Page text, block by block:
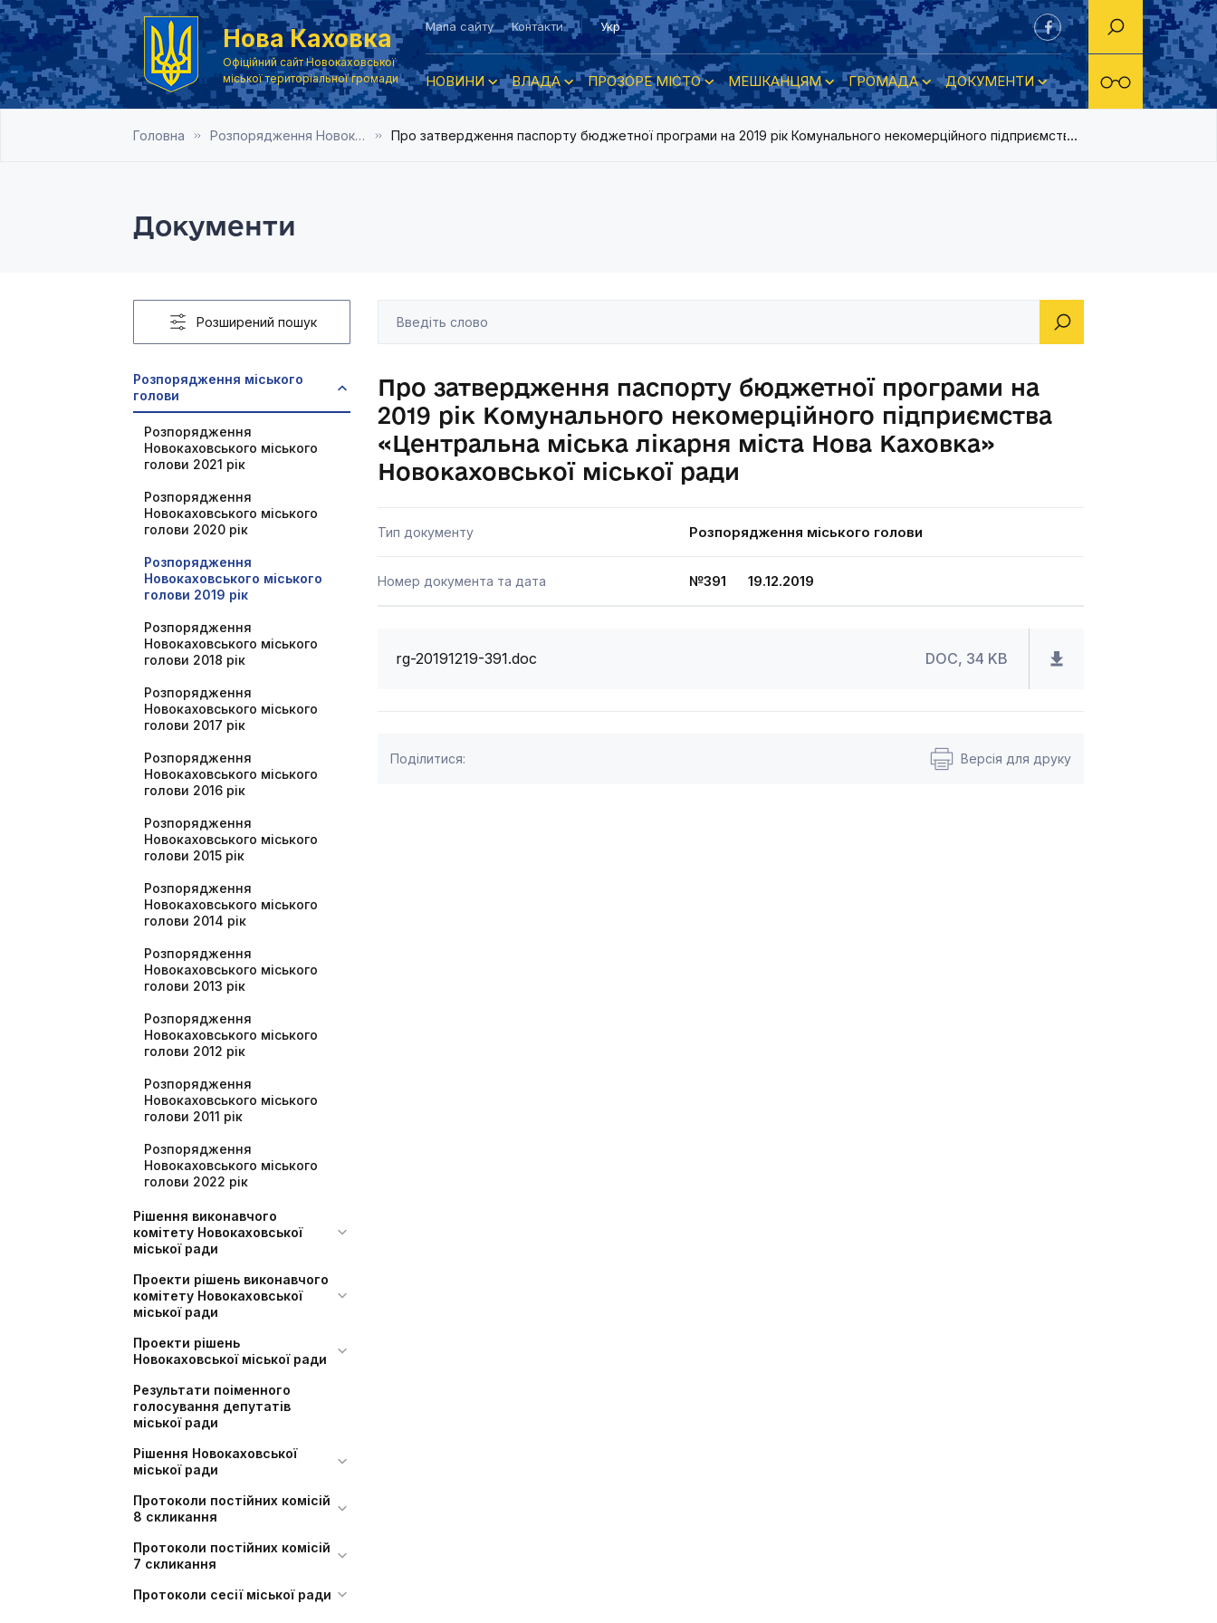
Нова Каховка
Офіційний сайт Новокаховської
міської територіальної громади
Мапа сайту Контакти Укр
НОВИНИ ВЛАДА ПРОЗОРЕ МІСТО МЕШКАНЦЯМ ГРОМАДА ДОКУМЕНТИ
Головна Розпорядження Новокаховського міського голови 2019 рік Про затвердження паспорту бюджетної програми на 2019 рік Комунального некомерційного підприємства «Центральна міська
Документи
Розширений пошук
Розпорядження міського
голови
Розпорядження
Новокаховського міського
голови 2021 рік
Розпорядження
Новокаховського міського
голови 2020 рік
Розпорядження
Новокаховського міського
голови 2019 рік
Розпорядження
Новокаховського міського
голови 2018 рік
Розпорядження
Новокаховського міського
голови 2017 рік
Розпорядження
Новокаховського міського
голови 2016 рік
Розпорядження
Новокаховського міського
голови 2015 рік
Розпорядження
Новокаховського міського
голови 2014 рік
Розпорядження
Новокаховського міського
голови 2013 рік
Розпорядження
Новокаховського міського
голови 2012 рік
Розпорядження
Новокаховського міського
голови 2011 рік
Розпорядження
Новокаховського міського
голови 2022 рік
Рішення виконавчого
комітету Новокаховської
міської ради
Проекти рішень виконавчого
комітету Новокаховської
міської ради
Проекти рішень
Новокаховської міської ради
Результати поіменного
голосування депутатів
міської ради
Рішення Новокаховської
міської ради
Протоколи постійних комісій
8 скликання
Протоколи постійних комісій
7 скликання
Протоколи сесії міської ради
Про затвердження паспорту бюджетної програми на
2019 рік Комунального некомерційного підприємства
«Центральна міська лікарня міста Нова Каховка»
Новокаховської міської ради
Тип документу Розпорядження міського голови
Номер документа та дата №391 19.12.2019
rg-20191219-391.doc DOC, 34 KB
Поділитися: Версія для друку